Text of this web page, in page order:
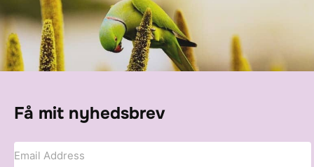
Få mit nyhedsbrev